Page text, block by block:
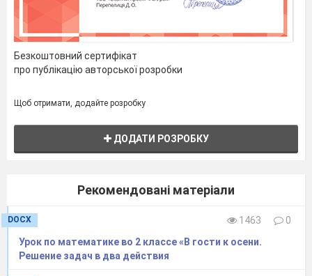
людей постраждало через порушення правил протипо
жежної безпеки?
Складені задачі на знаходження суми
вчителька посадила 3 кущі. Скільки всього кущів
по 2 вітамінки і трьом
лікаря?
хвилини і полоще рот після прийому їжі
тричі надень по одній хвилині. Скільки
хвилин на день Івасик витрачає на догляд за
Безкоштовний сертифікат
про публікацію авторської розробки
Щоб отримати, додайте розробку
ДОДАТИ РОЗРОБКУ
Рекомендовані матеріали
DOCX 1463
0
Урок по математике во 2 классе «В гости к осени.
Решение задач в два действия